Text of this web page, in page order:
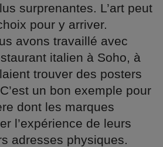
surprenantes. L’art peut
pour y arriver.
avons travaillé avec
italien à Soho, à
trouver des posters
un bon exemple pour
dont les marques
l’expérience de leurs
adresses physiques.